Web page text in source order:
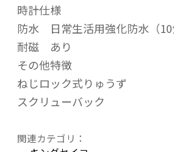
時計仕様
防水 日常生活用強化防水（10
耐磁 あり
その他特徴
ねじロック式りゅうず
スクリューバック
関連カテゴリ：